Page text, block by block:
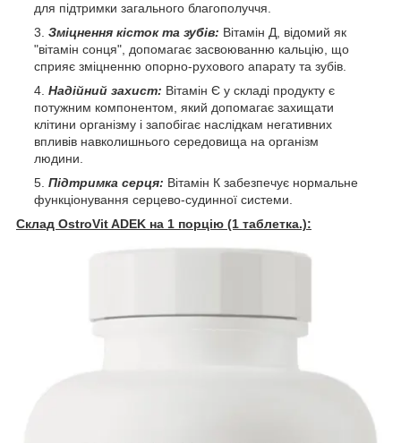
для підтримки загального благополуччя.
Зміцнення кісток та зубів: Вітамін Д, відомий як
"вітамін сонця", допомагає засвоюванню кальцію, що
сприяє зміцненню опорно-рухового апарату та зубів.
Надійний захист: Вітамін Є у складі продукту є
потужним компонентом, який допомагає захищати
клітини організму і запобігає наслідкам негативних
впливів навколишнього середовища на організм
людини.
Підтримка серця: Вітамін К забезпечує нормальне
функціонування серцево-судинної системи.
Склад OstroVit ADEK на 1 порцію (1 таблетка.):